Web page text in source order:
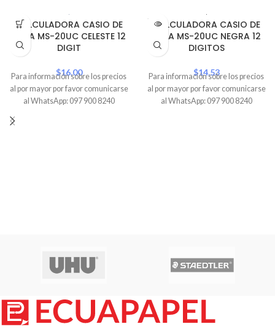
CALCULADORA CASIO DE
MESA MS-20UC CELESTE 12
DIGIT
$16.00
Para información sobre los precios
al por mayor por favor comunicarse
al WhatsApp: 097 900 8240
SOLD
OUT
CALCULADORA CASIO DE
MESA MS-20UC NEGRA 12
DIGITOS
$14.53
Para información sobre los precios
al por mayor por favor comunicarse
al WhatsApp: 097 900 8240